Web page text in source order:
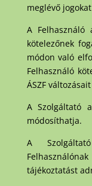
meglévő
A Felhasználó
kötelezőnek
módon való
Felhasználó
ÁSZF
A Szolgáltató
módosíthatja.
A
tájékoztatást